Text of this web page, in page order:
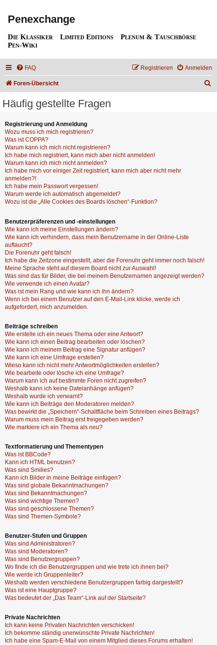
Penexchange
Die Klassiker Limited Editions
Plenum & Tauschbörse
Pen-Wiki
FAQ Anmelden
Registrieren
Foren-Übersicht
Häufig gestellte Fragen
Registrierung und Anmeldung
Wozu muss ich mich registrieren?
Was ist COPPA?
Warum kann ich mich nicht registrieren?
Ich habe mich registriert, kann mich aber nicht anmelden!
Warum kann ich mich nicht anmelden?
Ich habe mich vor einiger Zeit registriert, kann mich aber nicht mehr
anmelden?!
Ich habe mein Passwort vergessen!
Warum werde ich automatisch abgemeldet?
Wozu ist die „Alle Cookies des Boards löschen“-Funktion?
Benutzerpräferenzen und -einstellungen
Wie kann ich meine Einstellungen ändern?
Wie kann ich verhindern, dass mein Benutzername in der Online-Liste
auftaucht?
Die Forenuhr geht falsch!
Ich habe die Zeitzone eingestellt, aber die Forenuhr geht immer noch falsch!
Meine Sprache steht auf diesem Board nicht zur Auswahl!
Was sind das für Bilder, die bei meinem Benutzernamen angezeigt werden?
Wie verwende ich einen Avatar?
Was ist mein Rang und wie kann ich ihn ändern?
Wenn ich bei einem Benutzer auf den E-Mail-Link klicke, werde ich
aufgefordert, mich anzumelden.
Beiträge schreiben
Wie erstelle ich ein neues Thema oder eine Antwort?
Wie kann ich einen Beitrag bearbeiten oder löschen?
Wie kann ich meinem Beitrag eine Signatur anfügen?
Wie kann ich eine Umfrage erstellen?
Wieso kann ich nicht mehr Antwortmöglichkeiten erstellen?
Wie bearbeite oder lösche ich eine Umfrage?
Warum kann ich auf bestimmte Foren nicht zugreifen?
Weshalb kann ich keine Dateianhänge anfügen?
Weshalb wurde ich verwarnt?
Wie kann ich Beiträge den Moderatoren melden?
Was bewirkt die „Speichern“-Schaltfläche beim Schreiben eines Beitrags?
Warum muss mein Beitrag erst freigegeben werden?
Wie markiere ich ein Thema als neu?
Textformatierung und Thementypen
Was ist BBCode?
Kann ich HTML benutzen?
Was sind Smilies?
Kann ich Bilder in meine Beiträge einfügen?
Was sind globale Bekanntmachungen?
Was sind Bekanntmachungen?
Was sind wichtige Themen?
Was sind geschlossene Themen?
Was sind Themen-Symbole?
Benutzer-Stufen und Gruppen
Was sind Administratoren?
Was sind Moderatoren?
Was sind Benutzergruppen?
Wo finde ich die Benutzergruppen und wie trete ich ihnen bei?
Wie werde ich Gruppenleiter?
Weshalb werden verschiedene Benutzergruppen farbig dargestellt?
Was ist eine Hauptgruppe?
Was bedeutet der „Das Team“-Link auf der Startseite?
Private Nachrichten
Ich kann keine Privaten Nachrichten verschicken!
Ich bekomme ständig unerwünschte Private Nachrichten!
Ich habe eine Spam-E-Mail von einem Mitglied dieses Forums erhalten!